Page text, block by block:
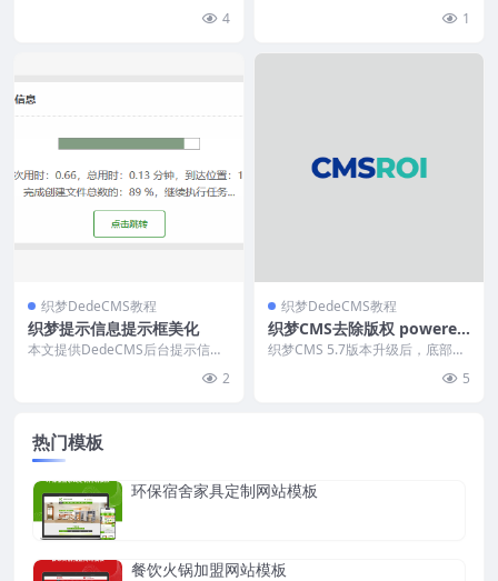
4 1
织梦DedeCMS教程
织梦提示信息提示框美化
本文提供DedeCMS后台提示信息
2
织梦DedeCMS教程
织梦CMS去除版权 powered
by dedecms方法
织梦CMS 5.7版本升级后，底部版
5
热门模板
环保宿舍家具定制网站模板
餐饮火锅加盟网站模板